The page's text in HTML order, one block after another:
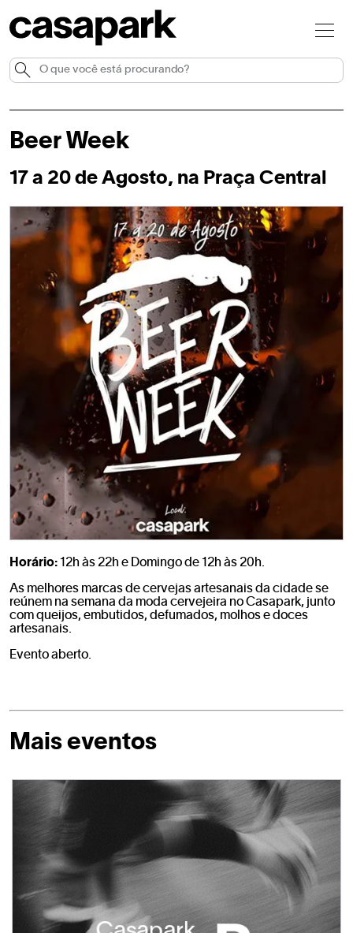
Beer Week
17 a 20 de Agosto, na Praça Central
Horário: 12h às 22h e Domingo de 12h às 20h.
As melhores marcas de cervejas artesanais da cidade se
reúnem na semana da moda cervejeira no Casapark, junto
com queijos, embutidos, defumados, molhos e doces
artesanais.
Evento aberto.
Mais eventos